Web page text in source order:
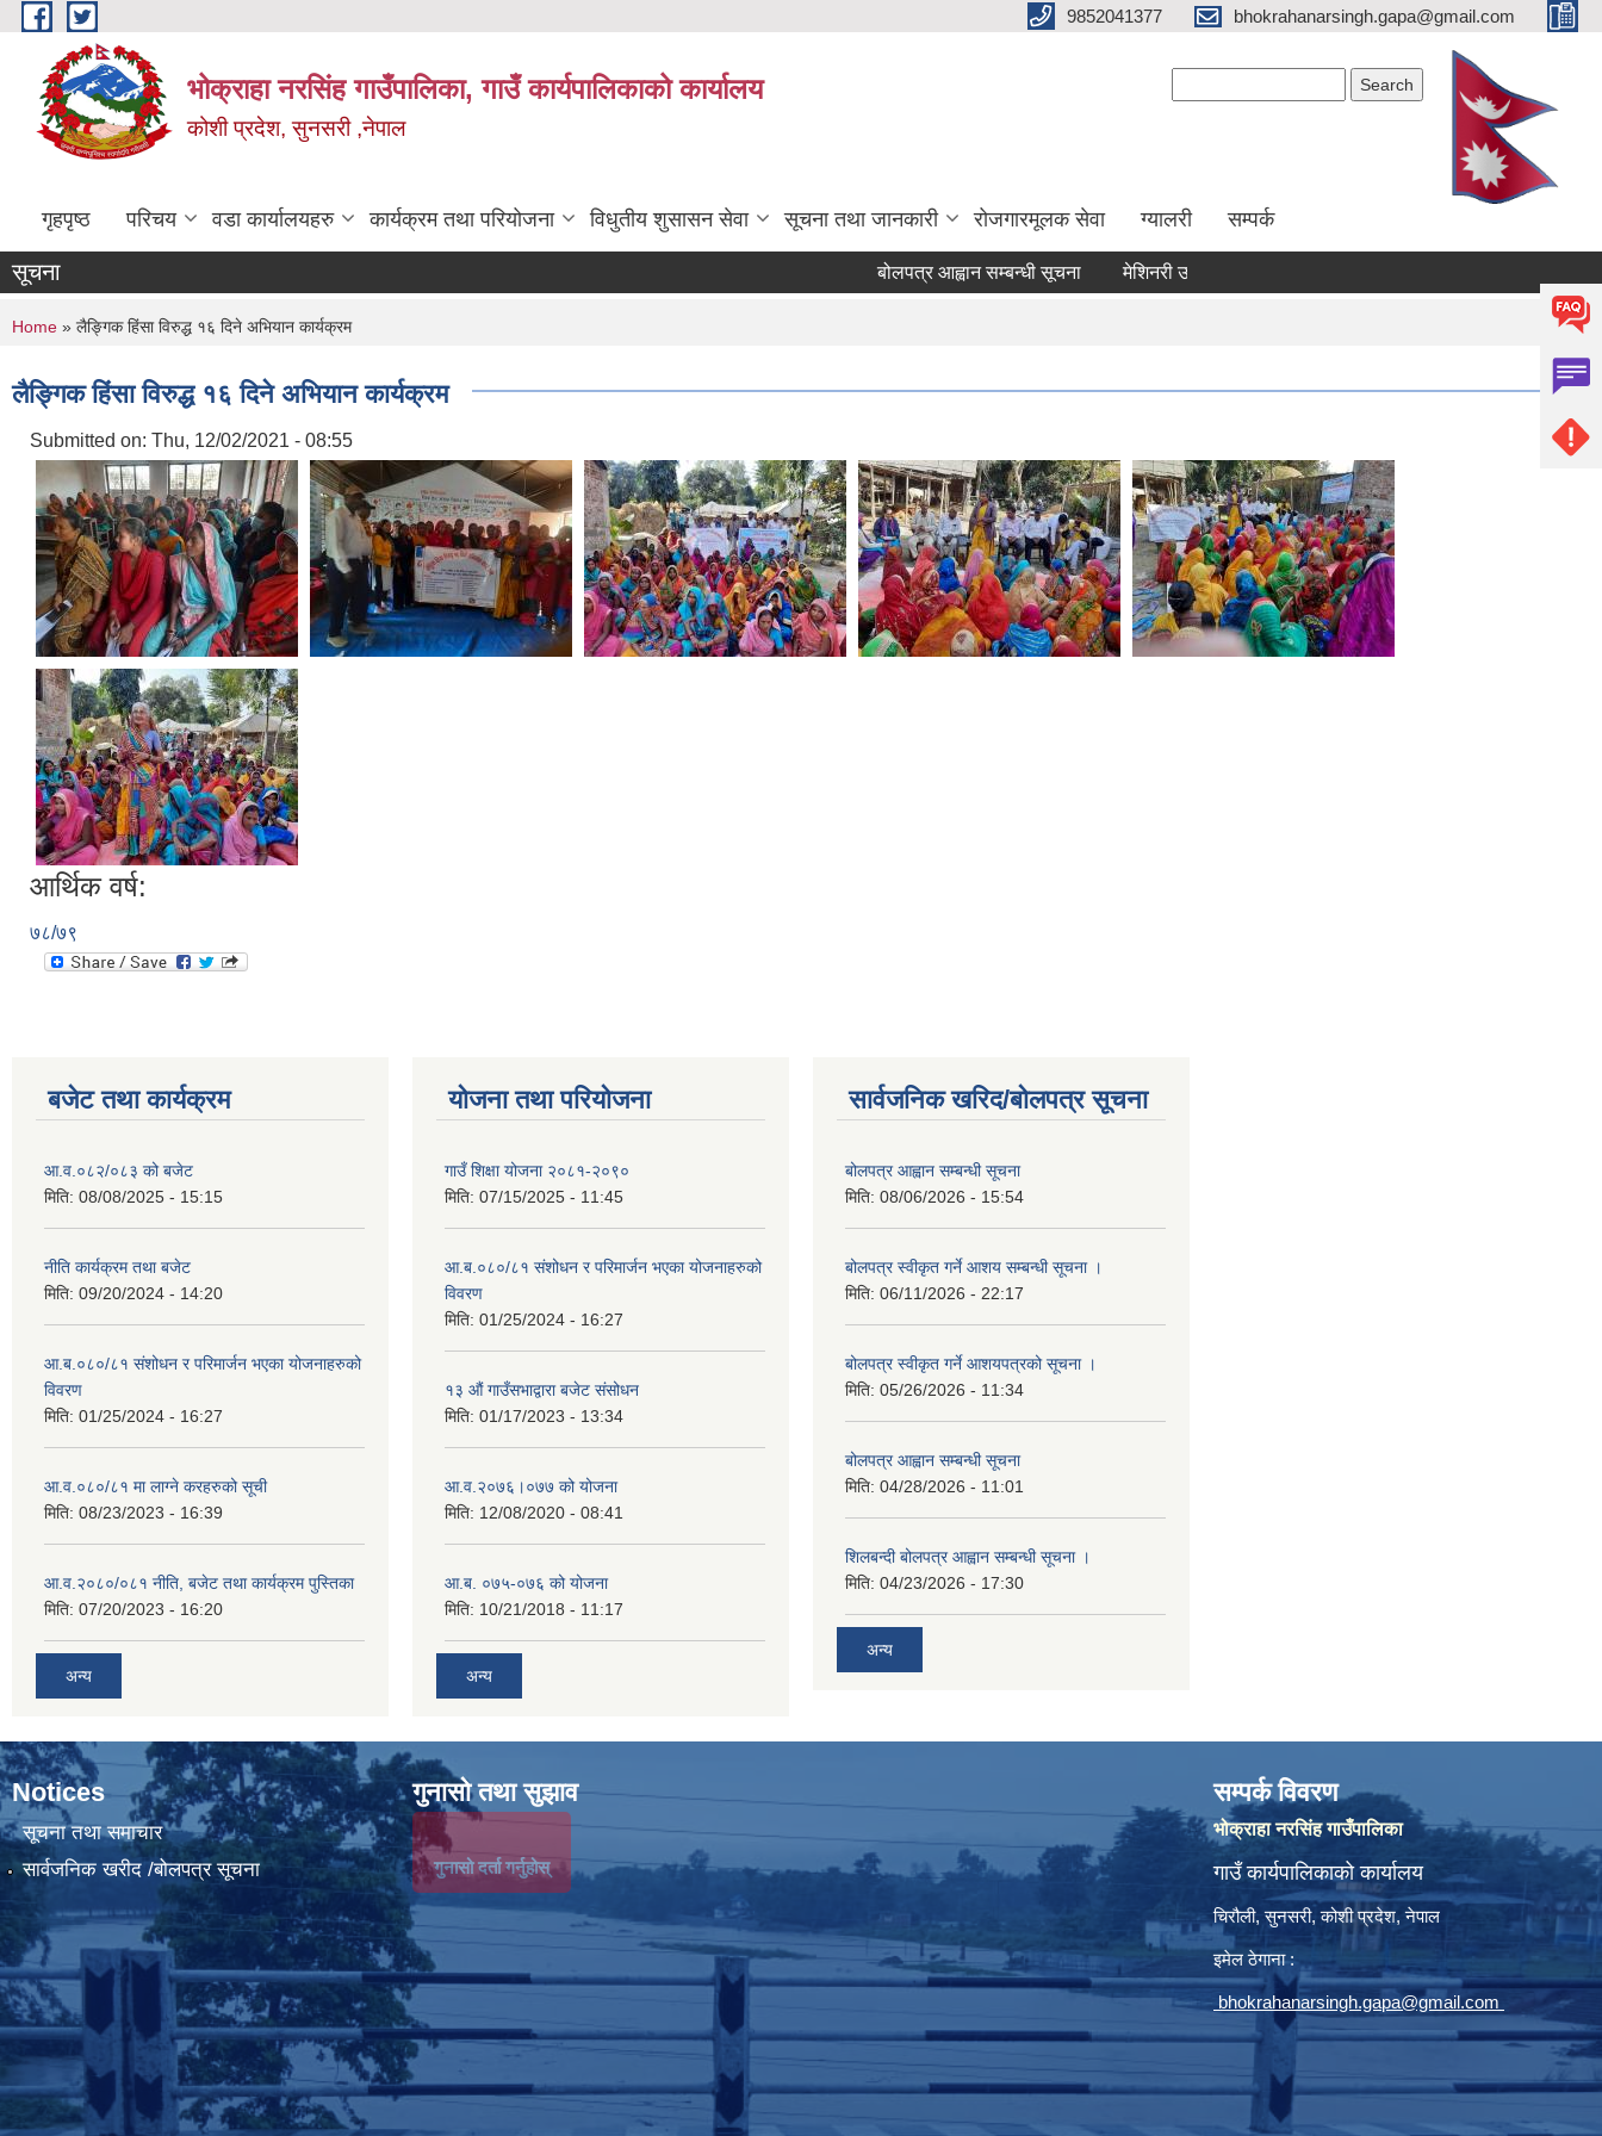
Skip to main content 9852041377 bhokrahanarsingh.gapa@gmail.com
भोक्राहा नरसिंह गाउँपालिका, गाउँ कार्यपालिकाको कार्यालय
कोशी प्रदेश, सुनसरी ,नेपाल
गृहपृष्ठ परिचय वडा कार्यालयहरु कार्यक्रम तथा परियोजना विधुतीय शुसासन सेवा सूचना तथा जानकारी रोजगारमूलक सेवा ग्यालरी सम्पर्क
सूचना बोलपत्र आह्वान सम्बन्धी सूचना मेशिनरी उपकरण भाडामा लिने कार्य सम्बन्धी सूचना
You are here
Home » लैङ्गिक हिंसा विरुद्ध १६ दिने अभियान कार्यक्रम
लैङ्गिक हिंसा विरुद्ध १६ दिने अभियान कार्यक्रम
Submitted on: Thu, 12/02/2021 - 08:55
आर्थिक वर्ष:
७८/७९
बजेट तथा कार्यक्रम
आ.व.०८२/०८३ को बजेट
मिति: 08/08/2025 - 15:15
नीति कार्यक्रम तथा बजेट
मिति: 09/20/2024 - 14:20
आ.ब.०८०/८१ संशोधन र परिमार्जन भएका योजनाहरुको
विवरण
मिति: 01/25/2024 - 16:27
आ.व.०८०/८१ मा लाग्ने करहरुको सूची
मिति: 08/23/2023 - 16:39
आ.व.२०८०/०८१ नीति, बजेट तथा कार्यक्रम पुस्तिका
मिति: 07/20/2023 - 16:20
अन्य
योजना तथा परियोजना
गाउँ शिक्षा योजना २०८१-२०९०
मिति: 07/15/2025 - 11:45
आ.ब.०८०/८१ संशोधन र परिमार्जन भएका योजनाहरुको
विवरण
मिति: 01/25/2024 - 16:27
१३ औं गाउँसभाद्वारा बजेट संसोधन
मिति: 01/17/2023 - 13:34
आ‍.व.२०७६।०७७ को योजना
मिति: 12/08/2020 - 08:41
आ.ब. ०७५-०७६ को योजना
मिति: 10/21/2018 - 11:17
अन्य
सार्वजनिक खरिद/बोलपत्र सूचना
बोलपत्र आह्वान सम्बन्धी सूचना
मिति: 08/06/2026 - 15:54
बोलपत्र स्वीकृत गर्ने आशय सम्बन्धी सूचना ।
मिति: 06/11/2026 - 22:17
बोलपत्र स्वीकृत गर्ने आशयपत्रको सूचना ।
मिति: 05/26/2026 - 11:34
बोलपत्र आह्वान सम्बन्धी सूचना
मिति: 04/28/2026 - 11:01
शिलबन्दी बोलपत्र आह्वान सम्बन्धी सूचना ।
मिति: 04/23/2026 - 17:30
अन्य
Notices
सूचना तथा समाचार
सार्वजनिक खरीद /बोलपत्र सूचना
गुनासो तथा सुझाव
गुनासो दर्ता गर्नुहोस्
सम्पर्क विवरण
भोक्राहा नरसिंह गाउँपालिका
गाउँ कार्यपालिकाको कार्यालय
चिरौली, सुनसरी, कोशी प्रदेश, नेपाल
इमेल ठेगाना :
bhokrahanarsingh.gapa@gmail.com